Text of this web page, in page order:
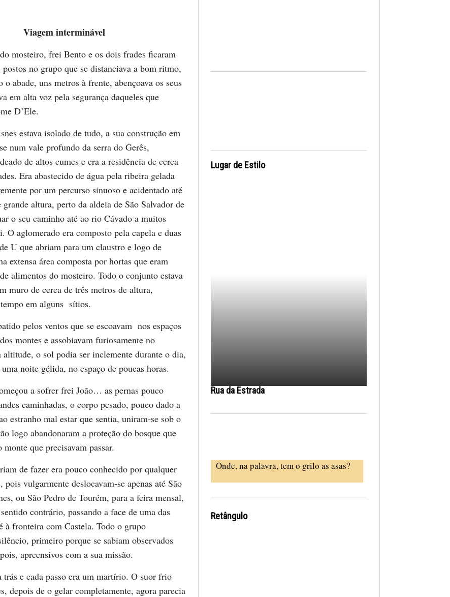
Viagem interminável
mosteiro, frei Bento e os dois frades ficaram
postos no grupo que se distanciava a bom ritmo,
o abade, uns metros à frente, abençoava os seus
em alta voz pela segurança daqueles que
D’Ele.
estava isolado de tudo, a sua construção em
num vale profundo da serra do Gerês,
de altos cumes e era a residência de cerca
Era abastecido de água pela ribeira gelada
por um percurso sinuoso e acidentado até
grande altura, perto da aldeia de São Salvador de
o seu caminho até ao rio Cávado a muitos
O aglomerado era composto pela capela e duas
U que abriam para um claustro e logo de
extensa área composta por hortas que eram
alimentos do mosteiro. Todo o conjunto estava
muro de cerca de três metros de altura,
em alguns sítios.
pelos ventos que se escoavam nos espaços
montes e assobiavam furiosamente no
o sol podia ser inclemente durante o dia,
noite gélida, no espaço de poucas horas.
a sofrer frei João… as pernas pouco
caminhadas, o corpo pesado, pouco dado a
estranho mal estar que sentia, uniram-se sob o
logo abandonaram a proteção do bosque que
monte que precisavam passar.
de fazer era pouco conhecido por qualquer
pois vulgarmente deslocavam-se apenas até São
ou São Pedro de Tourém, para a feira mensal,
contrário, passando a face de uma das
à fronteira com Castela. Todo o grupo
primeiro porque se sabiam observados
apreensivos com a sua missão.
trás e cada passo era um martírio. O suor frio
depois de o gelar completamente, agora parecia
Lugar de Estilo
Rua da Estrada
Onde, na palavra, tem o grilo as asas?
Retângulo